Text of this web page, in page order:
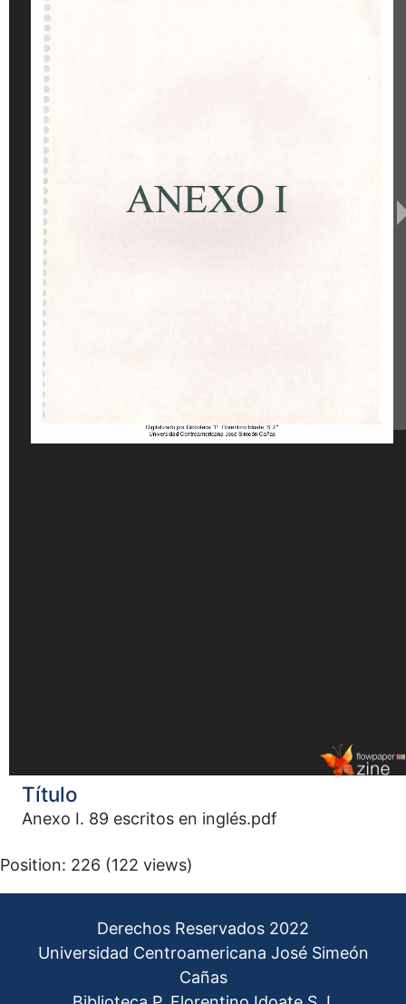
Título
Anexo I. 89 escritos en inglés.pdf
Position: 226 (122 views)
Derechos Reservados 2022
Universidad Centroamericana José Simeón
Cañas